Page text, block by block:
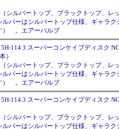
シルバートップ、ブラックトップ、レ
バーはシルバートップ仕様、ギャラ
） 。エアーバルブ
5H-114.3 スーパーコンケイプディスク
）
シルバートップ、ブラックトップ、レ
バーはシルバートップ仕様、ギャラ
） 。エアーバルブ
5H-114.3 スーパーコンケイプディスク
シルバートップ、ブラックトップ、レ
バーはシルバートップ仕様、ギャラ